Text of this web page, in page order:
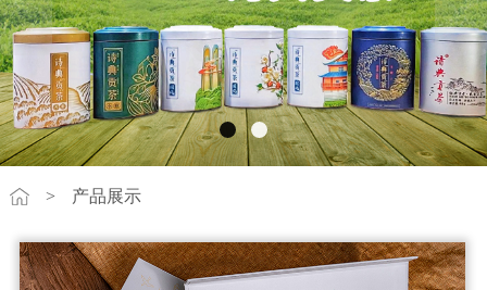
> 产品展示